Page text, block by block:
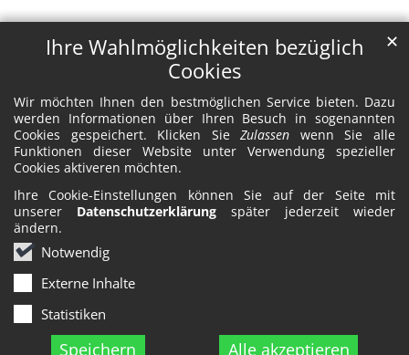
Ihre Wahlmöglichkeiten bezüglich
Cookies
Wir möchten Ihnen den bestmöglichen Service bieten. Dazu
werden Informationen über Ihren Besuch in sogenannten
Cookies gespeichert. Klicken SieZulassen wenn Sie alle
Funktionen dieser Website unter Verwendung spezieller
Cookies aktiveren möchten.
Ihre Cookie-Einstellungen können Sie auf der Seite mit
unserer Datenschutzerklärung später jederzeit wieder
ändern.
Notwendig
Externe Inhalte
Statistiken
Speichern Alle akzeptieren
✕